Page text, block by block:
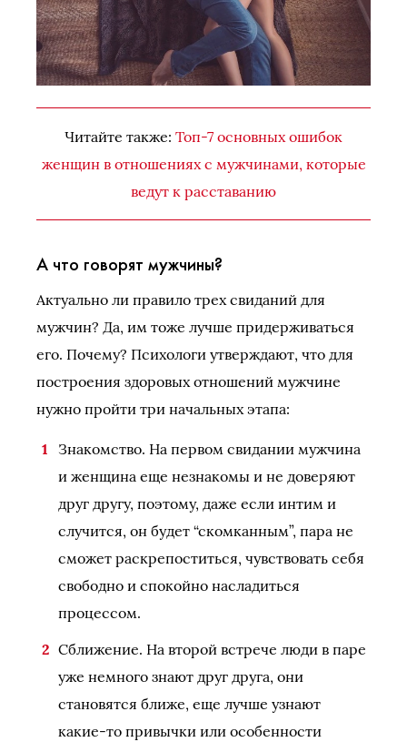
Читайте также: Топ-7 основных ошибок
женщин в отношениях с мужчинами, которые
ведут к расставанию
А что говорят мужчины?
Актуально ли правило трех свиданий для
мужчин? Да, им тоже лучше придерживаться
его. Почему? Психологи утверждают, что для
построения здоровых отношений мужчине
нужно пройти три начальных этапа:
Знакомство. На первом свидании мужчина
и женщина еще незнакомы и не доверяют
друг другу, поэтому, даже если интим и
случится, он будет “скомканным”, пара не
сможет раскрепоститься, чувствовать себя
свободно и спокойно насладиться
процессом.
Сближение. На второй встрече люди в паре
уже немного знают друг друга, они
становятся ближе, еще лучше узнают
какие-то привычки или особенности